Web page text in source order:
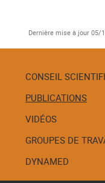
Dernière mise à jour 05/
Menu
de
navigation
CONSEIL
PUBLICATIONS
VIDÉOS
GROUPES DE
DYNAMED